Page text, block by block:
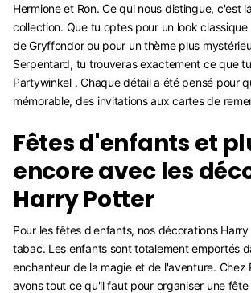
Hermione et Ron. Ce qui nous distingue, c'est
collection. Que tu optes pour un look
de Gryffondor ou pour un thème plus
Serpentard, tu trouveras exactement ce que
Partywinkel . Chaque détail a été pensé pour
mémorable, des invitations aux cartes de
Fêtes d'enfants et
encore avec les
Harry Potter
Pour les fêtes d'enfants, nos décorations
tabac. Les enfants sont totalement emportés
enchanteur de la magie et de l'aventure. Chez
avons tout ce qu'il faut pour organiser une